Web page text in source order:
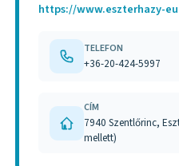
https://www.eszterhazy-
TELEFON
+36-20-424-5997
CÍM
7940 Szentlőrinc,
mellett)